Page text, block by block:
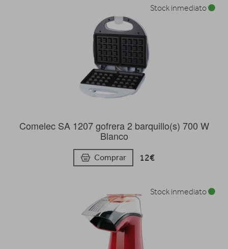
Comelec SA 1207 gofrera 2 barquillo(s) 700 W
Blanco
Comprar 12€
Stock inmediato
Stock inmediato